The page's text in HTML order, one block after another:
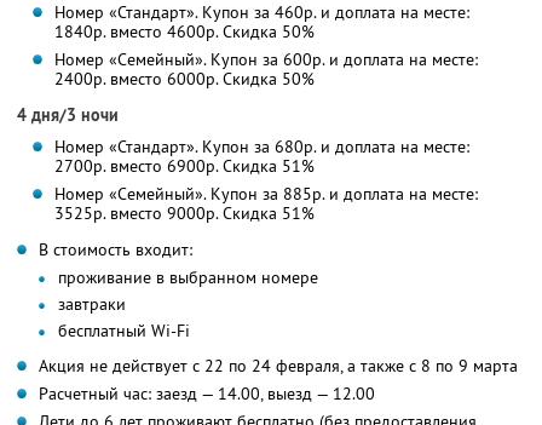
Номер «Стандарт». Купон за 460р. и доплата на месте:
1840р. вместо 4600р.Скидка 50%
Номер «Семейный». Купон за 600р. и доплата на месте:
2400р. вместо 6000р.Скидка 50%
4 дня/3 ночи
Номер «Стандарт». Купон за 680р. и доплата на месте:
2700р. вместо 6900р.Скидка 51%
Номер «Семейный». Купон за 885р. и доплата на месте:
3525р. вместо 9000р.Скидка 51%
В стоимость входит:
проживание в выбранном номере
завтраки
бесплатный Wi-Fi
Акция не действует с 22 по 24 февраля, а также с 8 по 9 марта
Расчетный час: заезд — 14.00, выезд — 12.00